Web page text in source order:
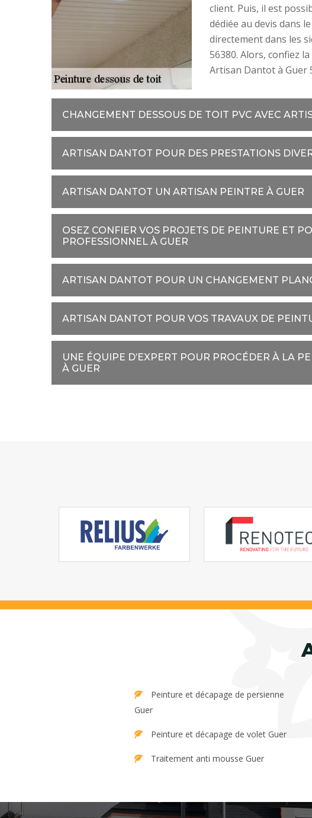
client. Puis, il est
dédiée au devis dans
directement dans les
56380. Alors, confiez
Artisan Dantot à Guer
CHANGEMENT DESSOUS DE TOIT PVC AVEC
ARTISAN DANTOT POUR DES PRESTATIONS
ARTISAN DANTOT UN ARTISAN PEINTRE À GUER
OSEZ CONFIER VOS PROJETS DE PEINTURE ET
PROFESSIONNEL À GUER
ARTISAN DANTOT POUR UN CHANGEMENT
ARTISAN DANTOT POUR VOS TRAVAUX DE
UNE ÉQUIPE D’EXPERT POUR PROCÉDER À LA
À GUER
Guer
Peinture et décapage de volet Guer
Traitement anti mousse Guer